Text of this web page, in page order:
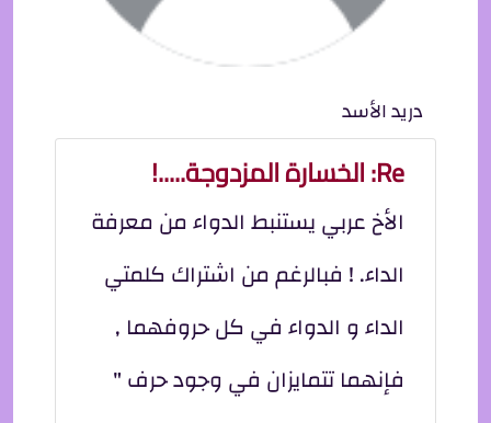
دريد الأسد
Re: الخسارة المزدوجة.....!
الأخ عربي يستنبط الدواء من معرفة
الداء. ! فبالرغم من اشتراك كلمتي
الداء و الدواء في كل حروفهما ,
فإنهما تتمايزان في وجود حرف "